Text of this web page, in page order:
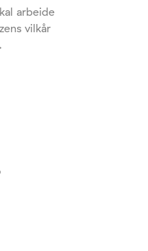
arbeide
vilkår